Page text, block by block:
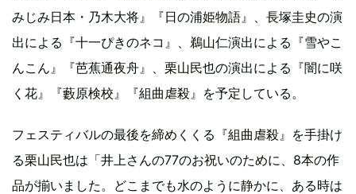
みじみ日本・乃木大将』『日の浦姫物語』、長塚圭史の演
出による『十一ぴきのネコ』、鵜山仁演出による『雪やこ
んこん』『芭蕉通夜舟』、栗山民也の演出による『闇に咲
く花』『藪原検校』『組曲虐殺』を予定している。
フェスティバルの最後を締めくくる『組曲虐殺』を手掛け
る栗山民也は「井上さんの77のお祝いのために、8本の作
品が揃いました。どこまでも水のように静かに、ある時は